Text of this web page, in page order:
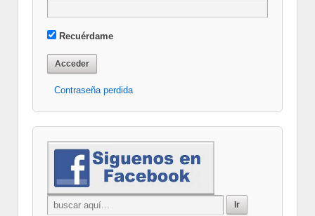
Recuérdame
Contraseña perdida